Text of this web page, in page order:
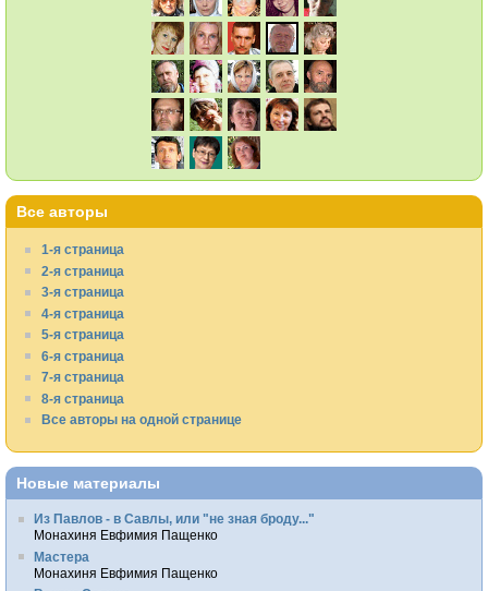
Все авторы
1-я страница
2-я страница
3-я страница
4-я страница
5-я страница
6-я страница
7-я страница
8-я страница
Все авторы на одной странице
Новые материалы
Из Павлов - в Савлы, или "не зная броду..."
Монахиня Евфимия Пащенко
Мастера
Монахиня Евфимия Пащенко